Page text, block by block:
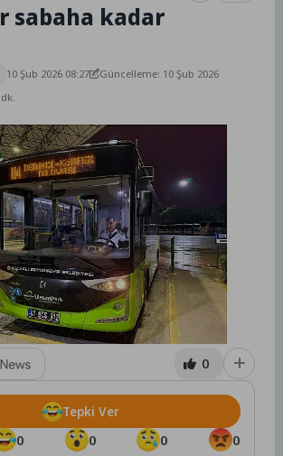
sabaha kadar
10 Şub 2026 08:27
Güncelleme: 10 Şub 2026
0
0 0 0 0
Tepki Ver